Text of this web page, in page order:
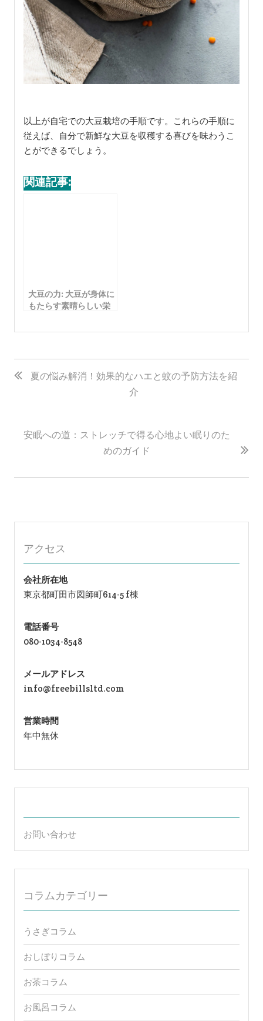
以上が自宅での大豆栽培の手順です。これらの手順に
従えば、自分で新鮮な大豆を収穫する喜びを味わうこ
とができるでしょう。
関連記事:
大豆の力: 大豆が身体に
もたらす素晴らしい栄
投
稿
ゲ
シ
夏の悩み解消！効果的なハエと蚊の予防方法を紹
介
安眠への道：ストレッチで得る心地よい眠りのた
めのガイド
アクセス
会社所在地
東京都町田市図師町614-5 f棟
電話番号
080-1034-8548
メールアドレス
info@freebillsltd.com
営業時間
年中無休
お問い合わせ
コラムカテゴリー
うさぎコラム
おしぼりコラム
お茶コラム
お風呂コラム